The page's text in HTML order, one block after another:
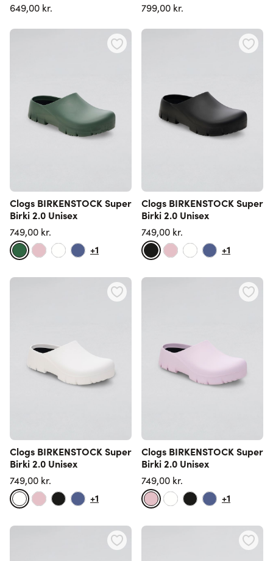
649,00 kr. 799,00 kr.
Clogs BIRKENSTOCK Super
Birki 2.0 Unisex
749,00 kr.
+1
Clogs BIRKENSTOCK Super
Birki 2.0 Unisex
749,00 kr.
+1
Clogs BIRKENSTOCK Super
Birki 2.0 Unisex
749,00 kr.
+1
Clogs BIRKENSTOCK Super
Birki 2.0 Unisex
749,00 kr.
+1